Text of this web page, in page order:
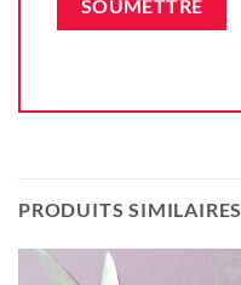
PRODUITS SIMILAIRES